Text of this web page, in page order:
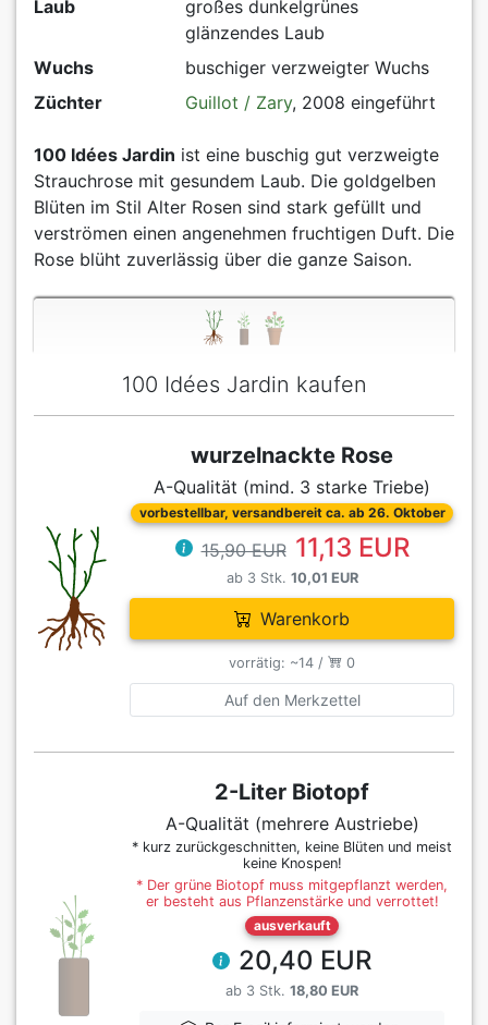
Laub
großes dunkelgrünes
glänzendes Laub
Wuchs
buschiger verzweigter Wuchs
Züchter
Guillot / Zary, 2008 eingeführt
100 Idées Jardin ist eine buschig gut verzweigte
Strauchrose mit gesundem Laub. Die goldgelben
Blüten im Stil Alter Rosen sind stark gefüllt und
verströmen einen angenehmen fruchtigen Duft. Die
Rose blüht zuverlässig über die ganze Saison.
100 Idées Jardin kaufen
wurzelnackte Rose
A-Qualität (mind. 3 starke Triebe)
vorbestellbar, versandbereit ca. ab 26. Oktober
15,90 EUR 11,13 EUR
ab 3 Stk. 10,01 EUR
Warenkorb
vorrätig: ~14 / 0
Auf den Merkzettel
2-Liter Biotopf
A-Qualität (mehrere Austriebe)
* kurz zurückgeschnitten, keine Blüten und meist
keine Knospen!
* Der grüne Biotopf muss mitgepflanzt werden,
er besteht aus Pflanzenstärke und verrottet!
ausverkauft
20,40 EUR
ab 3 Stk. 18,80 EUR